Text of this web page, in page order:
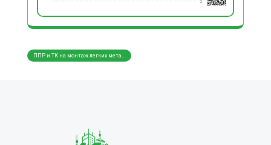
ППР и ТК на монтаж легких мета...